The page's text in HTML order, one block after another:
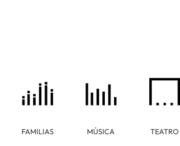
FAMILIAS MÚSICA TEATRO